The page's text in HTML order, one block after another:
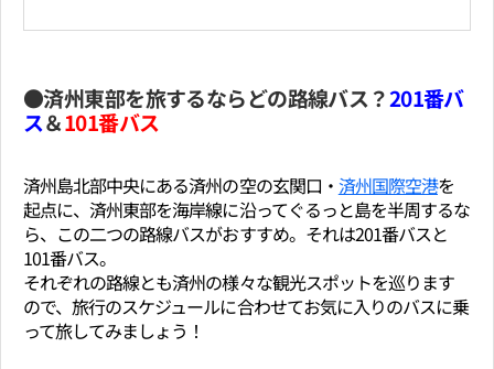
●済州東部を旅するならどの路線バス？201番バ
ス＆101番バス
済州島北部中央にある済州の空の玄関口・ 済州国際空港を
起点に、済州東部を海岸線に沿ってぐるっと島を半周するな
ら、この二つの路線バスがおすすめ。それは201番バスと
101番バス。
それぞれの路線とも済州の様々な観光スポットを巡ります
ので、旅行のスケジュールに合わせてお気に入りのバスに乗
って旅してみましょう！